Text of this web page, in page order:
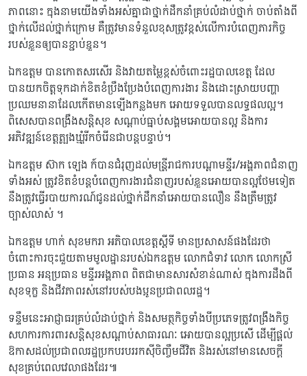
ភាពនោះ ក្នុងនាមយើងទាំងអស់គ្នាជាថ្នាក់ដឹកនាំគ្រប់លំដាប់ថ្នាក់ ចាប់តាំងពី
ថ្នាក់លើដល់ថ្នាក់ក្រោម គឺត្រូវមានទំនួលខុសត្រូវខ្ពស់លើការបំពេញភារកិច្ច
របស់ខ្លួនឲ្យបានខ្ជាប់ខ្ជួន។
ឯកឧត្ដម បានកោតសរសើរ និងវាយតម្លៃខ្ពស់ចំពោះរដ្ឋបាលខេត្ត ដែល
បានយកចិត្តទុកដាក់ខិតខំប្រឹងប្រែងបំពេញការងារ និងដោះស្រាយបញ្ហា
ប្រឈមនានាដែលកើតមានឡើងកន្លងមក អោយទទួលបានលទ្ធផលល្អ។
ពិសេសបានពង្រឹងសន្តិសុខ សណ្តាប់ធ្នាប់សង្គមអោយបានល្អ និងការ
អភិវឌ្ឍន៍ខេត្តត្បូងឃ្មុំរីកចំរើនជាបន្តបន្ទាប់។
ឯកឧត្តម ស៊ាក ឡេង ក៍បានជំរុញដល់មន្រ្តីរាជការបណ្តាមន្ទីរ/អង្គភាពជំនាញ
ទាំងអស់ ត្រូវខិតខំបន្តបំពេញការងារជំនាញរបស់ខ្លួនអោយបានល្អថែមទៀត
នឹងត្រូវធ្វើរបាយការណ៍ជូនដល់ថ្នាក់ដឹកនាំអោយបានលឿន នឹងត្រឹមត្រូវ
ច្បាស់លាស់ ។
ឯកឧត្តម ហាក់ សុខមករា អភិបាលខេត្តស្តីទី មានប្រសាសន៍ផងដែរថា
ចំពោះការចុះជួយតាមមូលដ្ឋានរបស់ឯកឧត្តម លោកជំទាវ លោក លោកស្រី
ប្រធាន អនុប្រធាន មន្ទីរអង្គភាព ពិតជាមានសារសំខាន់ណាស់ ក្នុងការដឹងពី
សុខទុក្ខ និងជីវភាពរស់នៅរបស់បងប្អូនប្រជាពលរដ្ឋ។
ទន្ទឹមនេះអាជ្ញាធរគ្រប់លំដាប់ថ្នាក់ និងសមត្ថកិច្ចទាំងបីប្រភេទត្រូវពង្រឹងកិច្ច
សហការការពារសន្តិសុខសណ្តាប់សាធារណៈ អោយបានល្អប្រសើ ដើម្បីផ្តល់
ឱកាសដល់ប្រជាពលរដ្ឋប្រកបរបររកស៊ីចិញ្ចឹមជីវិត និងរស់នៅមានសេចក្តី
សុខគ្រប់ពេលវេលាផងដែរ៕